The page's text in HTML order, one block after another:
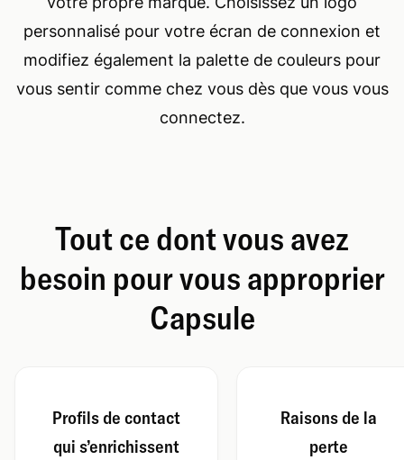
personnalisé pour votre écran de connexion et
modifiez également la palette de couleurs pour
vous sentir comme chez vous dès que vous vous
connectez.
Tout ce dont vous avez
besoin pour vous approprier
Capsule
Profils de contact
qui s’enrichissent
Raisons de la
perte